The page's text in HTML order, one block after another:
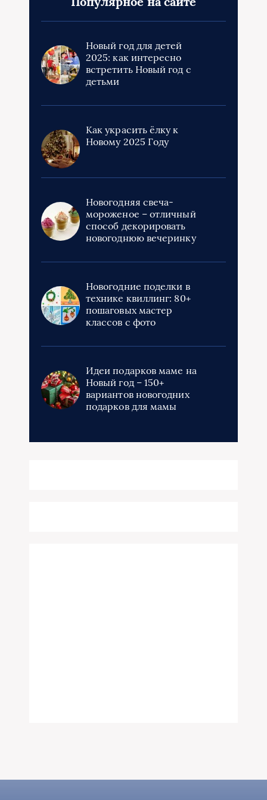
Новый год для детей
2025: как интересно
встретить Новый год с
детьми
Как украсить ёлку к
Новому 2025 Году
Новогодняя свеча-
мороженое – отличный
способ декорировать
новогоднюю вечеринку
Новогодние поделки в
технике квиллинг: 80+
пошаговых мастер
классов с фото
Идеи подарков маме на
Новый год – 150+
вариантов новогодних
подарков для мамы